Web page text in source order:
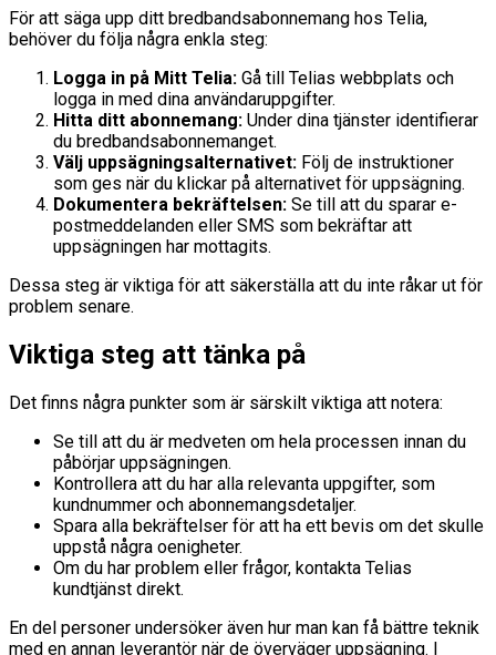
För att säga upp ditt bredbandsabonnemang hos Telia,
behöver du följa några enkla steg:
Logga in på Mitt Telia: Gå till Telias webbplats och
logga in med dina användaruppgifter.
Hitta ditt abonnemang: Under dina tjänster identifierar
du bredbandsabonnemanget.
Välj uppsägningsalternativet: Följ de instruktioner
som ges när du klickar på alternativet för uppsägning.
Dokumentera bekräftelsen: Se till att du sparar e-
postmeddelanden eller SMS som bekräftar att
uppsägningen har mottagits.
Dessa steg är viktiga för att säkerställa att du inte råkar ut för
problem senare.
Viktiga steg att tänka på
Det finns några punkter som är särskilt viktiga att notera:
Se till att du är medveten om hela processen innan du
påbörjar uppsägningen.
Kontrollera att du har alla relevanta uppgifter, som
kundnummer och abonnemangsdetaljer.
Spara alla bekräftelser för att ha ett bevis om det skulle
uppstå några oenigheter.
Om du har problem eller frågor, kontakta Telias
kundtjänst direkt.
En del personer undersöker även hur man kan få bättre teknik
med en annan leverantör när de överväger uppsägning. I